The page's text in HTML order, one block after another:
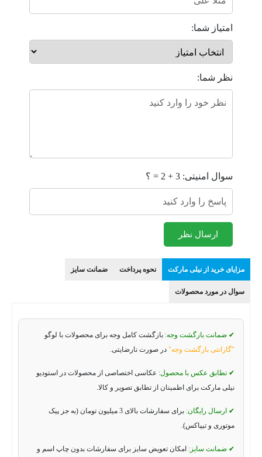
امتیاز شما:
نظر شما:
سوال امنیتی: 3 + 2 = ؟
ارسال نظر
مزایای خرید از نیلی مارکت نحوه پرداخت ضمانت سایز
سوال در مورد محصولات
✔ ضمانت بازگشت وجه: بازگشت کامل وجه برای محصولات با لوگو
"گارانتی بازگشت وجه" در صورت نارضایتی.
✔ تطابق عکس با محصول: عکاسی اختصاصی از محصولات در استودیو
نیلی مارکت برای اطمینان از تطابق تصویر و کالا.
✔ ارسال رایگان:
برای سفارشات بالای 3 میلیون تومان (به جز پیک
موتوری و تیپاکس).
✔ ضمانت سایز: امکان تعویض سایز برای سفارشات بدون چاپ اسم و